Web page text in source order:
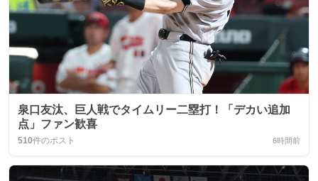
泉口友汰、巨人戦でタイムリー二塁打！「デカい追加
点」ファン歓喜
510件のポスト 6時間前